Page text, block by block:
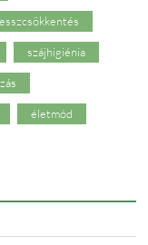
szájhigiénia
életmód